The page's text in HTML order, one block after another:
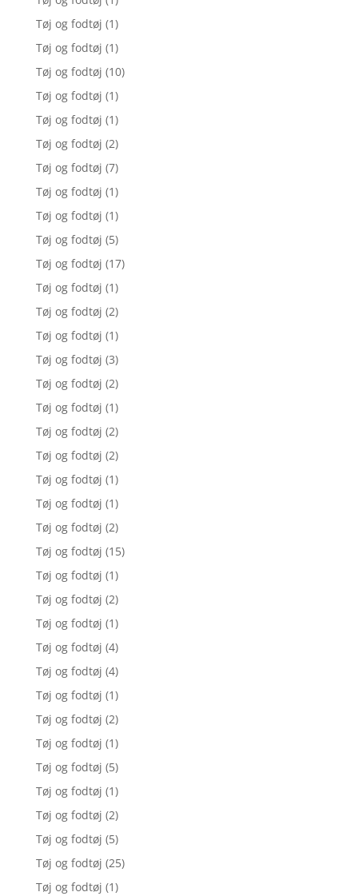
Tøj og fodtøj (1)
Tøj og fodtøj (1)
Tøj og fodtøj (10)
Tøj og fodtøj (1)
Tøj og fodtøj (1)
Tøj og fodtøj (2)
Tøj og fodtøj (7)
Tøj og fodtøj (1)
Tøj og fodtøj (1)
Tøj og fodtøj (5)
Tøj og fodtøj (17)
Tøj og fodtøj (1)
Tøj og fodtøj (2)
Tøj og fodtøj (1)
Tøj og fodtøj (3)
Tøj og fodtøj (2)
Tøj og fodtøj (1)
Tøj og fodtøj (2)
Tøj og fodtøj (2)
Tøj og fodtøj (1)
Tøj og fodtøj (1)
Tøj og fodtøj (2)
Tøj og fodtøj (15)
Tøj og fodtøj (1)
Tøj og fodtøj (2)
Tøj og fodtøj (1)
Tøj og fodtøj (4)
Tøj og fodtøj (4)
Tøj og fodtøj (1)
Tøj og fodtøj (2)
Tøj og fodtøj (1)
Tøj og fodtøj (5)
Tøj og fodtøj (1)
Tøj og fodtøj (2)
Tøj og fodtøj (5)
Tøj og fodtøj (25)
Tøj og fodtøj (1)